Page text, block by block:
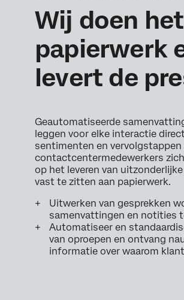
Wij doen het
papierwerk
levert de
Geautomatiseerde
leggen voor elke interactie
sentimenten en
contactcentermedewerkers
op het leveren van
vast te zitten aan papierwerk.
Uitwerken van gesprekken
samenvattingen en notities
Automatiseer en
van oproepen en ontvang
informatie over waarom